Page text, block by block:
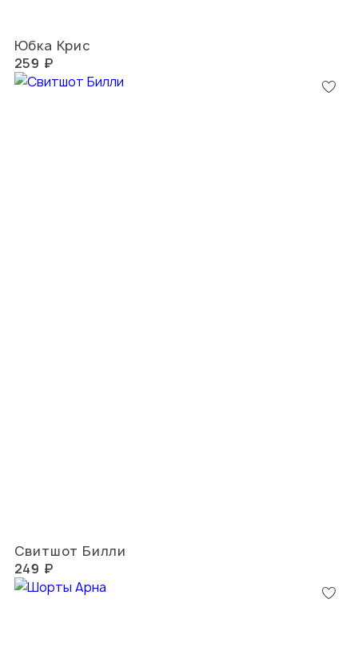
Юбка Крис
259 ₽
Свитшот Билли
249 ₽